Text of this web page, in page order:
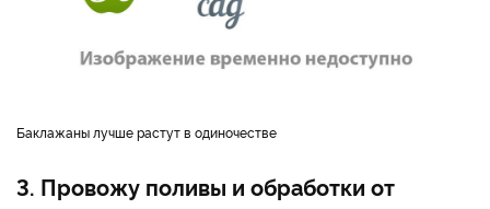
Баклажаны лучше растут в одиночестве
3. Провожу поливы и обработки от